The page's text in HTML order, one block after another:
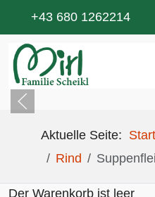
+43 680 1262214
Aktuelle Seite:
Rind
Der Warenkorb ist leer